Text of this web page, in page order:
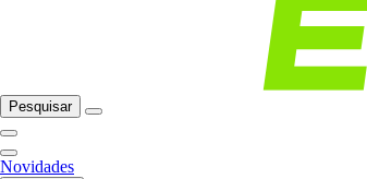
Pesquisar
Novidades